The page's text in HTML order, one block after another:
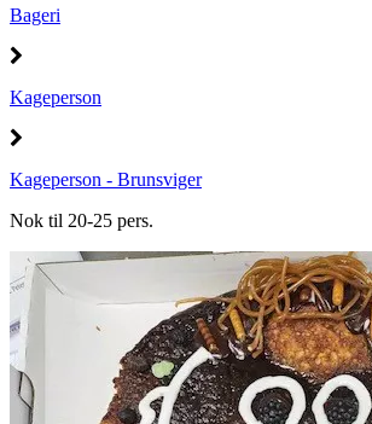
Bageri
Kageperson
Kageperson - Brunsviger
Nok til 20-25 pers.